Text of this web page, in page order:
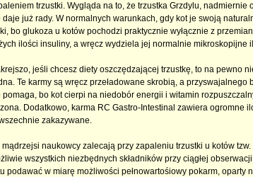
trzustki. Wygląda na to, że trzustka Grzdylu,
daje już rady. W normalnych warunkach, gdy kot je swoją
bo glukoza u kotów pochodzi praktycznie wyłącznie z
ilości insuliny, a wręcz wydziela jej normalnie mikroskopijne
jeśli chcesz diety oszczędzającej trzustkę, to na pewno
Te karmy są wręcz przeładowane skrobią, a przyswajalnego
pomaga, bo kot cierpi na niedobór energii i witamin
Dodatkowo, karma RC Gastro-Intestinal zawiera ogromne
zakazywane.
mądrzejsi naukowcy zalecają przy zapaleniu trzustki u kotów
wszystkich niezbędnych składników przy ciągłej
podawać w miarę możliwości pełnowartośiowy pokarm, oparty